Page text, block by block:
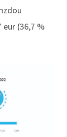
(36,7 %